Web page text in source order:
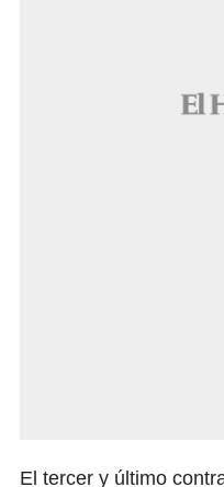
El tercer y último